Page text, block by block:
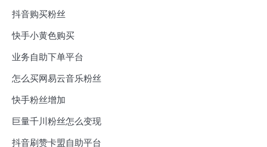
抖音购买粉丝
快手小黄色购买
业务自助下单平台
怎么买网易云音乐粉丝
快手粉丝增加
巨量千川粉丝怎么变现
抖音刷赞卡盟自助平台